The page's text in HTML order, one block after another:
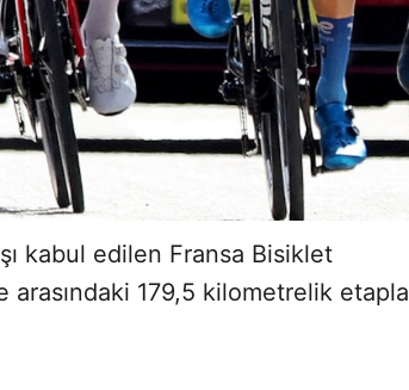
kabul edilen Fransa Bisiklet
179,5 kilometrelik etapla